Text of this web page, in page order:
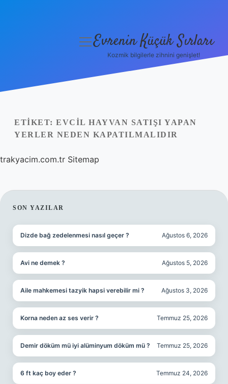
Yasal Uyarı
menüyü
Evrenin Küçük Sırları
Kozmik bilgilerle zihnini genişlet!
ETIKET: EVCIL HAYVAN SATIŞI YAPAN
YERLER NEDEN KAPATILMALIDIR
trakyacim.com.tr Sitemap
SIDEBAR
SON YAZILAR
Dizde bağ zedelenmesi nasıl geçer ? Ağustos 6, 2026
Avi ne demek ? Ağustos 5, 2026
Aile mahkemesi tazyik hapsi verebilir mi ? Ağustos 3, 2026
Korna neden az ses verir ? Temmuz 25, 2026
Demir döküm mü iyi alüminyum döküm mü ? Temmuz 25, 2026
6 ft kaç boy eder ? Temmuz 24, 2026